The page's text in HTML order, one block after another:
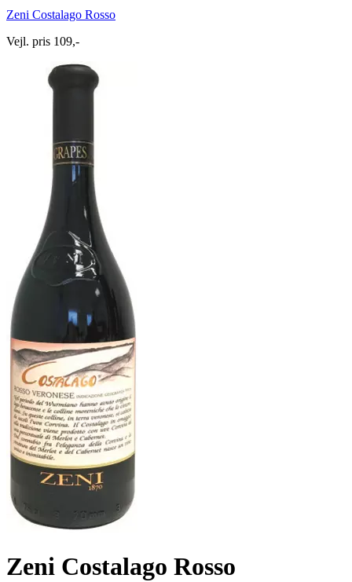
Zeni Costalago Rosso
Vejl. pris 109,-
Zeni Costalago Rosso